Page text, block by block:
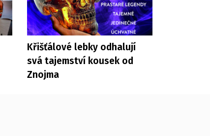
Křišťálové lebky odhalují
svá tajemství kousek od
Znojma